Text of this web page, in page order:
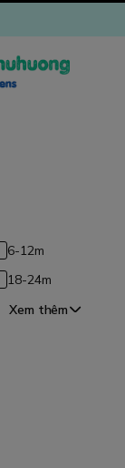
6-12m
18-24m
Xem thêm